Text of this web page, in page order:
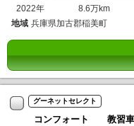
2022年
8.6万km
地域 兵庫県加古郡稲美町
グーネットセレクト
コンフォート 教習車